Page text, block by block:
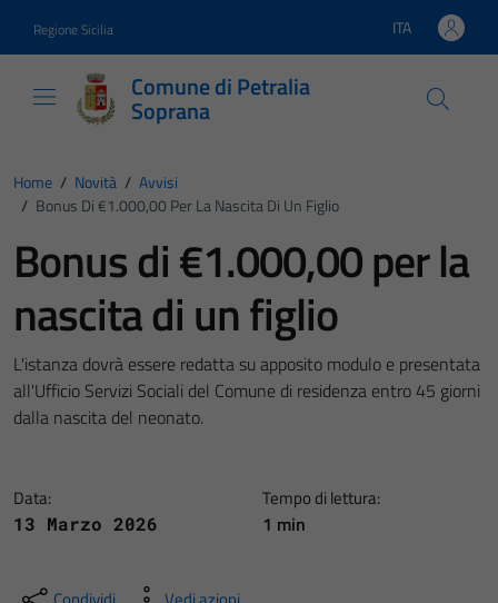
Regione Sicilia Lingua attiva:
ITA
Comune di Petralia
Soprana
Home / Novità / Avvisi
/ Bonus Di €1.000,00 Per La Nascita Di Un Figlio
Bonus di €1.000,00 per la
nascita di un figlio
L'istanza dovrà essere redatta su apposito modulo e presentata
all'Ufficio Servizi Sociali del Comune di residenza entro 45 giorni
dalla nascita del neonato.
Data:
13 Marzo 2026
Tempo di lettura:
1 min